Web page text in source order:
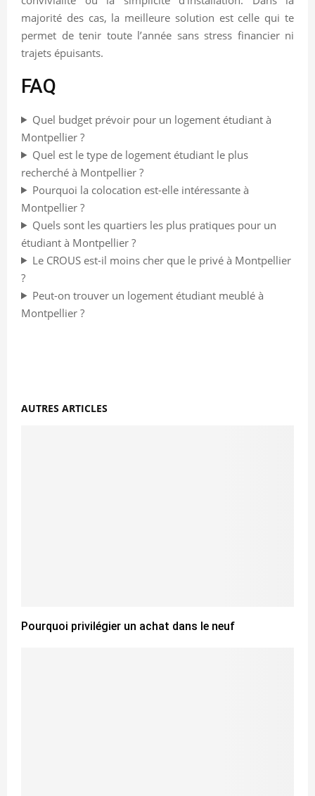
majorité des cas, la meilleure solution est celle qui te
permet de tenir toute l’année sans stress financier ni
trajets épuisants.
FAQ
Quel budget prévoir pour un logement étudiant à
Montpellier ?
Quel est le type de logement étudiant le plus
recherché à Montpellier ?
Pourquoi la colocation est-elle intéressante à
Montpellier ?
Quels sont les quartiers les plus pratiques pour un
étudiant à Montpellier ?
Le CROUS est-il moins cher que le privé à Montpellier
?
Peut-on trouver un logement étudiant meublé à
Montpellier ?
AUTRES ARTICLES
Pourquoi privilégier un achat dans le neuf